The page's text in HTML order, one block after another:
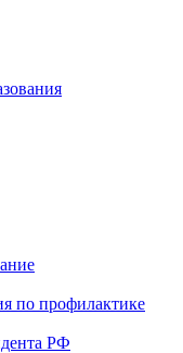
по профилактике
РФ